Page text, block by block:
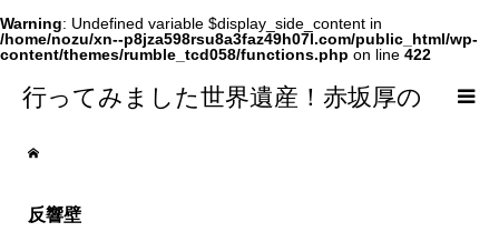
Warning: Undefined variable $display_side_content in
/home/nozu/xn--p8jza598rsu8a3faz49h07l.com/public_html/wp-
content/themes/rumble_tcd058/functions.php on line 422
行ってみました世界遺産！赤坂厚の
world Heritage
反響壁